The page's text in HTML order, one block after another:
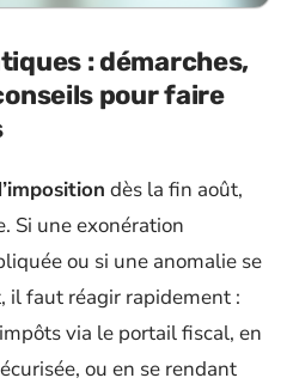
: démarches,
pour faire
dès la fin août,
Si une exonération
ou si une anomalie se
il faut réagir rapidement :
via le portail fiscal, en
ou en se rendant